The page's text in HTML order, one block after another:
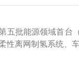
批能源领域首台
性离网制氢系统、